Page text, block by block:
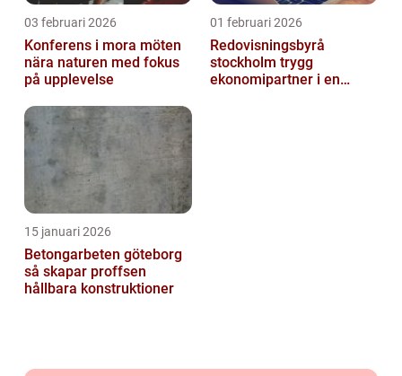
03 februari 2026
Konferens i mora möten
nära naturen med fokus
på upplevelse
01 februari 2026
Redovisningsbyrå
stockholm trygg
ekonomipartner i en
15 januari 2026
Betongarbeten göteborg
så skapar proffsen
hållbara konstruktioner